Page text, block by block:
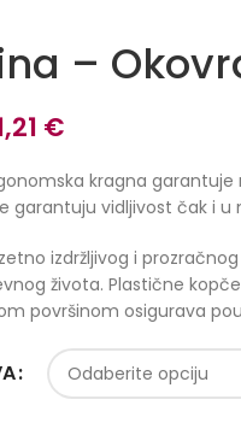
–
€
kragna
garantuju vidljivost čak i u
izdržljivog i
života. Plastične
površinom osigurava